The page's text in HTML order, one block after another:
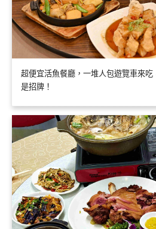
超便宜活魚餐廳，一堆人包遊覽車來
是招牌！